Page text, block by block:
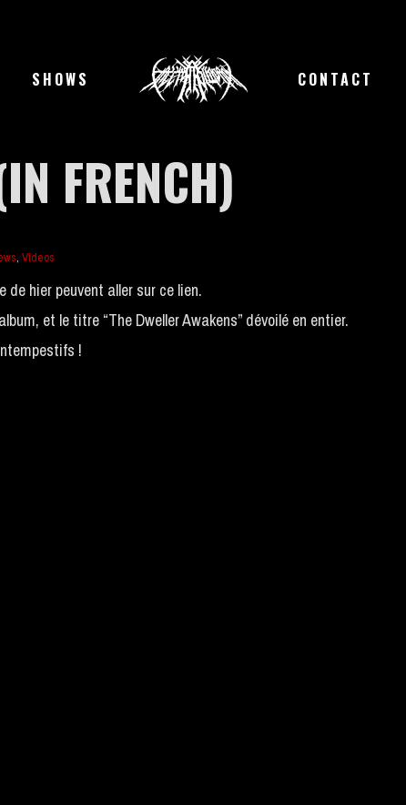
SHOWS CONTACT
FRENCH)
, Videos
de hier peuvent aller sur ce lien.
et le titre “The Dweller Awakens” dévoilé en entier.
!